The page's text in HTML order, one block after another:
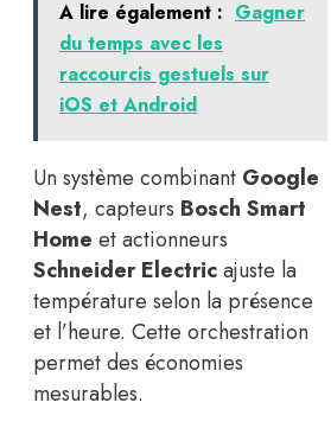
A lire également : Gagner
du temps avec les
raccourcis gestuels sur
iOS et Android
Un système combinant Google
Nest, capteurs Bosch Smart
Home et actionneurs
Schneider Electricajuste la
température selon la présence
et l’heure. Cette orchestration
permet des économies
mesurables.